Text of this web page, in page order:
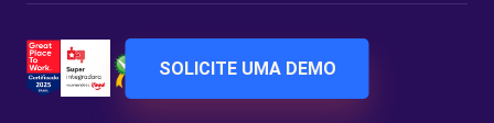
SOLICITE UMA DEMO